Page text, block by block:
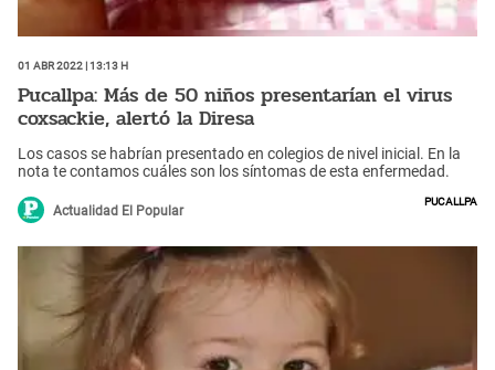
01 Abr 2022 | 13:13 h
Pucallpa: Más de 50 niños presentarían el virus
coxsackie, alertó la Diresa
Los casos se habrían presentado en colegios de nivel inicial. En la
nota te contamos cuáles son los síntomas de esta enfermedad.
Actualidad El Popular
Pucallpa